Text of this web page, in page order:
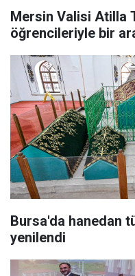
Mersin Valisi Atilla
öğrencileriyle bir
Bursa'da hanedan
yenilendi